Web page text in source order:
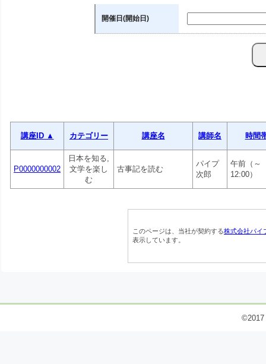
開催日(開始日)
講座ID ▲ カテゴリー 講座名 講師名 時間
P0000000002
日本を知る,
文学を楽し
む
古事記を読む
パイプ
次郎
午前（～
12:00）
このページは、当社が契約する株式会社パイ
表示しています。
©2017